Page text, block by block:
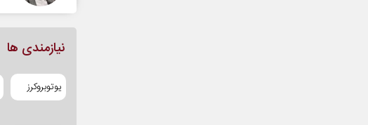
نیازمندی ها
یوتوبروکرز